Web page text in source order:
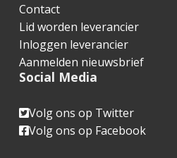
Contact
Lid worden leverancier
Inloggen leverancier
Aanmelden nieuwsbrief
Social Media
Volg ons op Twitter
Volg ons op Facebook